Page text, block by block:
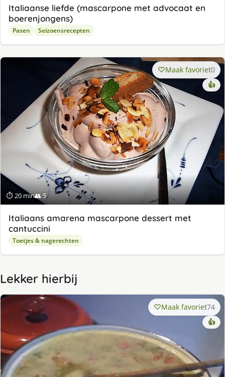
Italiaanse liefde (mascarpone met advocaat en
boerenjongens)
Pasen Seizoensrecepten
⏱ 20 min👥 5
Maak favoriet0
👍
Italiaans amarena mascarpone dessert met
cantuccini
Toetjes & nagerechten
Lekker hierbij
Maak favoriet74
👍